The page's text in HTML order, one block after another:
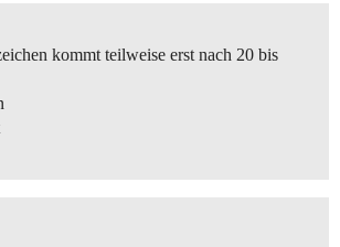
kommt teilweise erst nach 20 bis